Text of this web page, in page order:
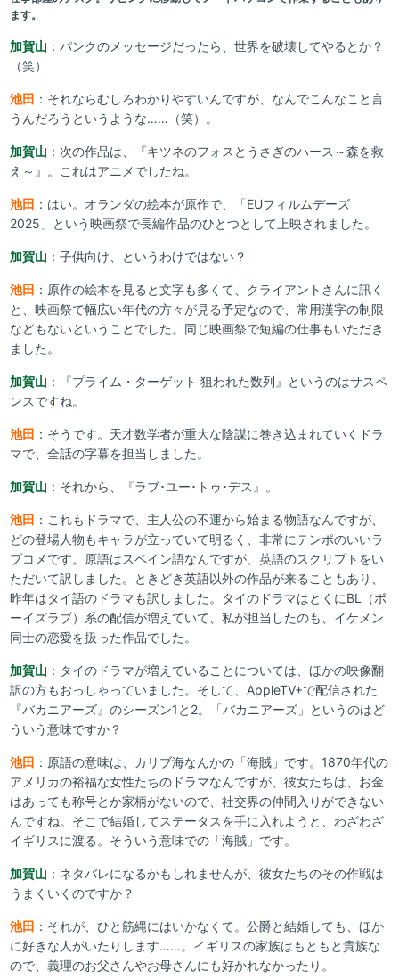
ます。
加賀山 ：パンクのメッセージだったら、世界を破壊してやるとか？
（笑）
池田 ：それならむしろわかりやすいんですが、なんでこんなこと言
うんだろうというような……（笑）。
加賀山 ：次の作品は、『キツネのフォスとうさぎのハース～森を救
え～』。これはアニメでしたね。
池田 ：はい。オランダの絵本が原作で、「EUフィルムデーズ
2025」という映画祭で長編作品のひとつとして上映されました。
加賀山 ：子供向け、というわけではない？
池田 ：原作の絵本を見ると文字も多くて、クライアントさんに訊く
と、映画祭で幅広い年代の方々が見る予定なので、常用漢字の制限
などもないということでした。同じ映画祭で短編の仕事もいただき
ました。
加賀山 ：『プライム・ターゲット 狙われた数列』というのはサスペ
ンスですね。
池田 ：そうです。天才数学者が重大な陰謀に巻き込まれていくドラ
マで、全話の字幕を担当しました。
加賀山 ：それから、『ラブ･ユー･トゥ･デス』。
池田 ：これもドラマで、主人公の不運から始まる物語なんですが、
どの登場人物もキャラが立っていて明るく、非常にテンポのいいラ
ブコメです。原語はスペイン語なんですが、英語のスクリプトをい
ただいて訳しました。ときどき英語以外の作品が来ることもあり、
昨年はタイ語のドラマも訳しました。タイのドラマはとくにBL（ボ
ーイズラブ）系の配信が増えていて、私が担当したのも、イケメン
同士の恋愛を扱った作品でした。
加賀山 ：タイのドラマが増えていることについては、ほかの映像翻
訳の方もおっしゃっていました。そして、AppleTV+で配信された
『バカニアーズ』のシーズン1と2。「バカニアーズ」というのはど
ういう意味ですか？
池田 ：原語の意味は、カリブ海なんかの「海賊」です。1870年代の
アメリカの裕福な女性たちのドラマなんですが、彼女たちは、お金
はあっても称号とか家柄がないので、社交界の仲間入りができない
んですね。そこで結婚してステータスを手に入れようと、わざわざ
イギリスに渡る。そういう意味での「海賊」です。
加賀山 ：ネタバレになるかもしれませんが、彼女たちのその作戦は
うまくいくのですか？
池田 ：それが、ひと筋縄にはいかなくて。公爵と結婚しても、ほか
に好きな人がいたりします……。イギリスの家族はもともと貴族な
ので、義理のお父さんやお母さんにも好かれなかったり。